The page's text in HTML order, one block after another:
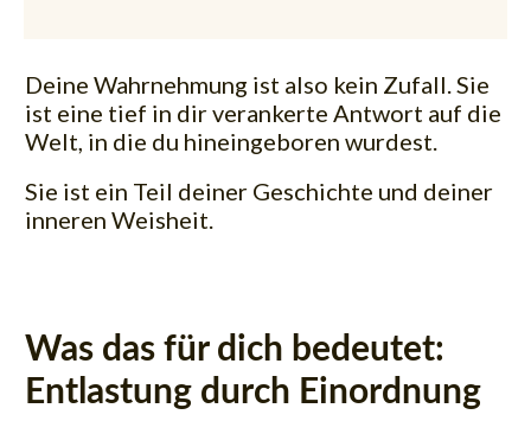
Deine Wahrnehmung ist also kein Zufall. Sie
ist eine tief in dir verankerte Antwort auf die
Welt, in die du hineingeboren wurdest.
Sie ist ein Teil deiner Geschichte und deiner
inneren Weisheit.
Was das für dich bedeutet:
Entlastung durch Einordnung